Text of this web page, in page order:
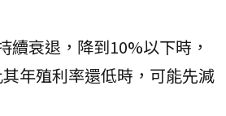
續衰退，降到10%以下時，
年殖利率還低時，可能先減